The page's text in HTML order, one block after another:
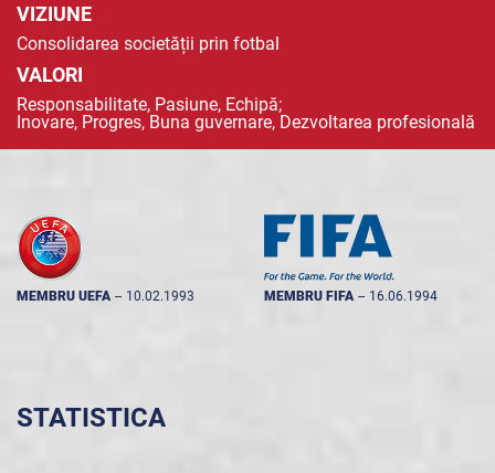
VIZIUNE
Consolidarea societății prin fotbal
VALORI
Responsabilitate, Pasiune, Echipă;
Inovare, Progres, Buna guvernare, Dezvoltarea profesională
MEMBRU UEFA -- 10.02.1993 MEMBRU FIFA -- 16.06.1994
STATISTICA